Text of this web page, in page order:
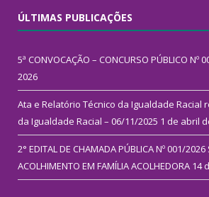
ÚLTIMAS PUBLICAÇÕES
5ª CONVOCAÇÃO – CONCURSO PÚBLICO Nº
2026
Ata e Relatório Técnico da Igualdade Racial
da Igualdade Racial – 06/11/2025 1 de abril
2° EDITAL DE CHAMADA PÚBLICA Nº 001/2026
ACOLHIMENTO EM FAMÍLIA ACOLHEDORA 14